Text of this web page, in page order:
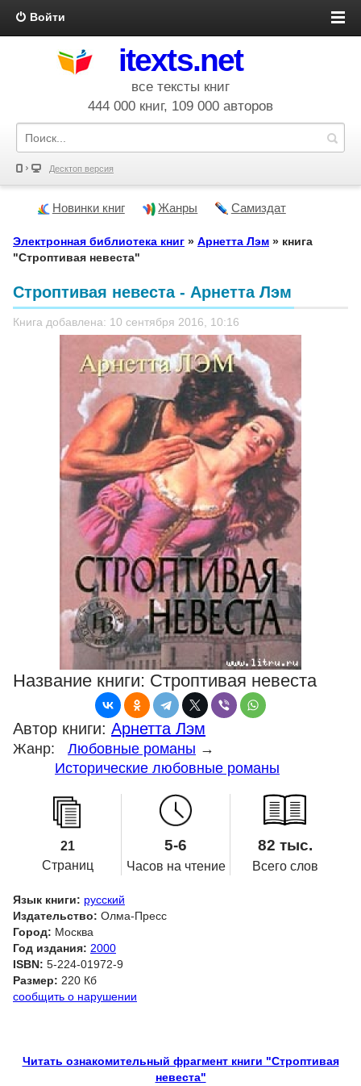
Войти
itexts.net
все тексты книг
444 000 книг, 109 000 авторов
Десктоп версия
Новинки книг Жанры Самиздат
Электронная библиотека книг » Арнетта Лэм » книга
"Строптивая невеста"
Строптивая невеста - Арнетта Лэм
Книга добавлена: 10 сентября 2016, 10:16
Название книги: Строптивая невеста
Автор книги: Арнетта Лэм
Жанр: Любовные романы →
Исторические любовные романы
21
Страниц
5-6
Часов на чтение
82 тыс.
Всего слов
Язык книги: русский
Издательство: Олма-Пресс
Город: Москва
Год издания: 2000
ISBN: 5-224-01972-9
Размер: 220 Кб
сообщить о нарушении
Читать ознакомительный фрагмент книги "Строптивая
невеста"